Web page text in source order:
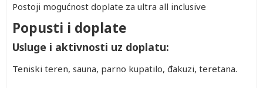
Postoji mogućnost doplate za ultra all inclusive
Popusti i doplate
Usluge i aktivnosti uz doplatu:
Teniski teren, sauna, parno kupatilo, đakuzi, teretana.